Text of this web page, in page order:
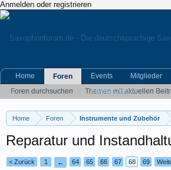
Anmelden oder registrieren
Home Foren Instrumente und Zubehör
Reparatur und
< Zurück 1 ← 64 65 66 67 68 69
Home
Foren
Foren durchsuchen
Themen mit aktuellen
Events Mitglieder
Kleinanzeigen